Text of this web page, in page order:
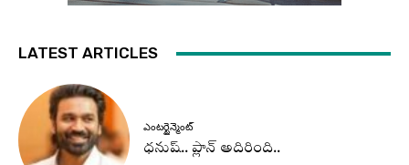
LATEST ARTICLES
ఎంటర్టైన్మెంట్
ధనుష్‌.. ప్లాన్ అదిరింది..